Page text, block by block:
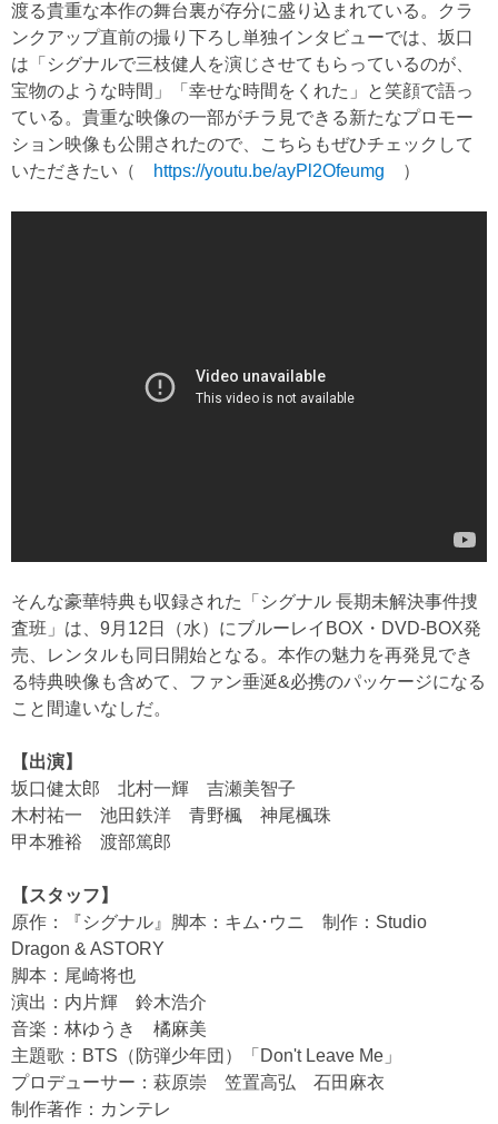
渡る貴重な本作の舞台裏が存分に盛り込まれている。クラ
ンクアップ直前の撮り下ろし単独インタビューでは、坂口
は「シグナルで三枝健人を演じさせてもらっているのが、
宝物のような時間」「幸せな時間をくれた」と笑顔で語っ
ている。貴重な映像の一部がチラ見できる新たなプロモー
ション映像も公開されたので、こちらもぜひチェックして
いただきたい（
https://youtu.be/ayPl2Ofeumg ）
そんな豪華特典も収録された「シグナル 長期未解決事件捜
査班」は、9月12日（水）にブルーレイBOX・DVD-BOX発
売、レンタルも同日開始となる。本作の魅力を再発見でき
る特典映像も含めて、ファン垂涎&必携のパッケージになる
こと間違いなしだ。
【出演】
坂口健太郎 北村一輝 吉瀬美智子
木村祐一 池田鉄洋 青野楓 神尾楓珠
甲本雅裕 渡部篤郎
【スタッフ】
原作：『シグナル』脚本：キム･ウニ 制作：Studio
Dragon & ASTORY
脚本：尾崎将也
演出：内片輝 鈴木浩介
音楽：林ゆうき 橘麻美
主題歌：BTS（防弾少年団）「Don't Leave Me」
プロデューサー：萩原崇 笠置高弘 石田麻衣
制作著作：カンテレ